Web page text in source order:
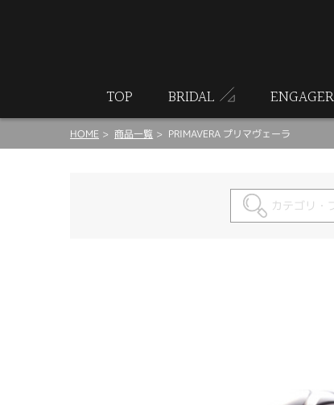
TOP BRIDAL
HOME 商品一覧 PRIMAVERA プリマヴェーラ